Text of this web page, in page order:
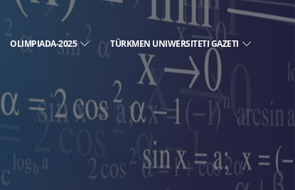
OLIMPIADA-2025 TÜRKMEN UNIWERSITETI GAZETI